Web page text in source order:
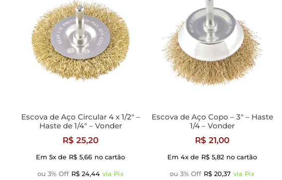
Escova de Aço Circular 4 x 1/2″ –
Haste de 1/4″ – Vonder
R$ 25,20
Em 5x de R$ 5,66 no cartão
ou 3% Off R$ 24,44 via Pix
Escova de Aço Copo – 3″ – Haste
1/4 – Vonder
R$ 21,00
Em 4x de R$ 5,82 no cartão
ou 3% Off R$ 20,37 via Pix